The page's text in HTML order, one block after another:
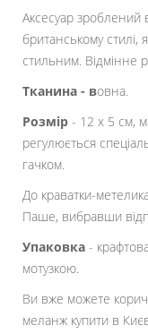
Аксесуар зроблений
британському
стильним. Відмінне
Тканина - вовна.
Розмір - 12 х 5 см,
регулюється
гачком.
До краватки-
Паше, вибравши
Упаковка -
мотузкою.
Ви вже можете
меланж купити в